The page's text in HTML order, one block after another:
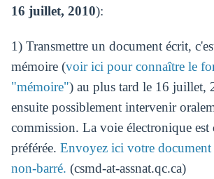
16 juillet, 2010):
1) Transmettre un document écrit,
mémoire (voir ici pour connaître le
"mémoire") au plus tard le 16 juillet,
ensuite possiblement intervenir
commission. La voie électronique est
préférée. Envoyez ici votre
non-barré. (csmd-at-assnat.qc.ca)